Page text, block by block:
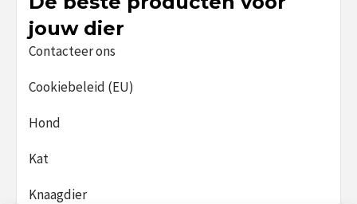
jouw dier
Contacteer ons
Cookiebeleid (EU)
Hond
Kat
Knaagdier